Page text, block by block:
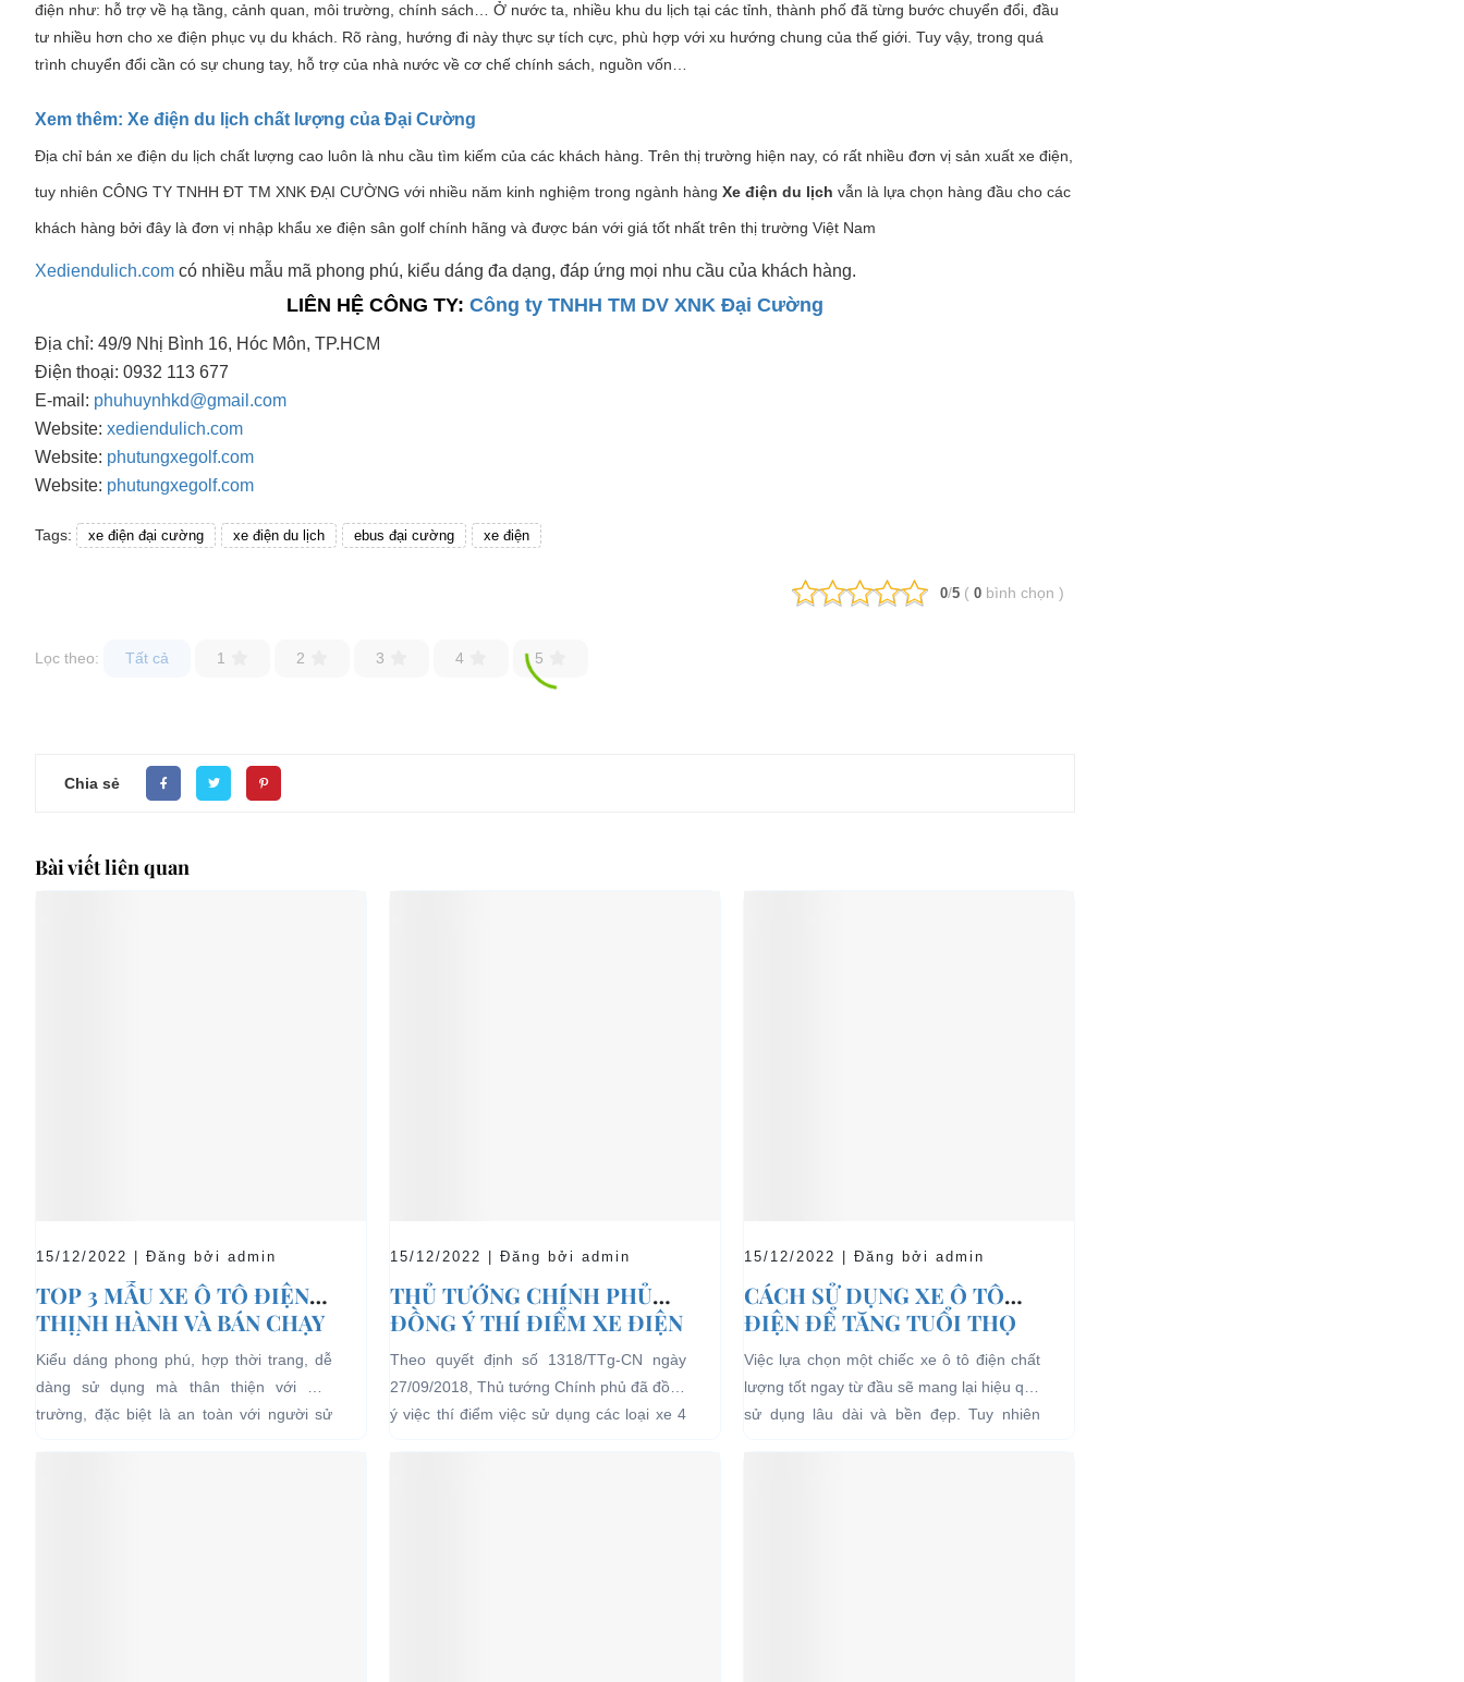
điện như: hỗ trợ về hạ tầng, cảnh quan, môi trường, chính sách… Ở nước ta, nhiều khu du lịch tại các tỉnh, thành phố đã từng bước chuyển đổi, đầu
tư nhiều hơn cho xe điện phục vụ du khách. Rõ ràng, hướng đi này thực sự tích cực, phù hợp với xu hướng chung của thế giới. Tuy vậy, trong quá
trình chuyển đổi cần có sự chung tay, hỗ trợ của nhà nước về cơ chế chính sách, nguồn vốn…
Xem thêm: Xe điện du lịch chất lượng của Đại Cường
Địa chỉ bán xe điện du lịch chất lượng cao luôn là nhu cầu tìm kiếm của các khách hàng. Trên thị trường hiện nay, có rất nhiều đơn vị sản xuất xe điện,
tuy nhiên CÔNG TY TNHH ĐT TM XNK ĐẠI CƯỜNG với nhiều năm kinh nghiệm trong ngành hàng Xe điện du lịch vẫn là lựa chọn hàng đầu cho các
khách hàng bởi đây là đơn vị nhập khẩu xe điện sân golf chính hãng và được bán với giá tốt nhất trên thị trường Việt Nam
Xediendulich.com có nhiều mẫu mã phong phú, kiểu dáng đa dạng, đáp ứng mọi nhu cầu của khách hàng.
LIÊN HỆ CÔNG TY: Công ty TNHH TM DV XNK Đại Cường
Địa chỉ: 49/9 Nhị Bình 16, Hóc Môn, TP.HCM
Điện thoại: 0932 113 677
E-mail: phuhuynhkd@gmail.com
Website: xediendulich.com
Website: phutungxegolf.com
Website: phutungxegolf.com
Tags: xe điện đại cường xe điện du lịch ebus đại cường xe điện
0/5 ( 0 bình chọn )
Lọc theo: Tất cả 1 2 3 4 5
Chia sẻ
Bài viết liên quan
15/12/2022 | Đăng bởi admin
TOP 3 MẪU XE Ô TÔ ĐIỆN
THỊNH HÀNH VÀ BÁN CHẠY
NHẤT HIỆN NAY
Kiểu dáng phong phú, hợp thời trang, dễ
dàng sử dụng mà thân thiện với môi
trường, đặc biệt là an toàn với người sử
15/12/2022 | Đăng bởi admin
THỦ TƯỚNG CHÍNH PHỦ
ĐỒNG Ý THÍ ĐIỂM XE ĐIỆN
04 BÁNH CHỞ KHÁCH DU
LỊCH TẠI CÁC KHU VỰC
HẠN CHẾ
Theo quyết định số 1318/TTg-CN ngày
27/09/2018, Thủ tướng Chính phủ đã đồng
ý việc thí điểm việc sử dụng các loại xe 4
15/12/2022 | Đăng bởi admin
CÁCH SỬ DỤNG XE Ô TÔ
ĐIỆN ĐỂ TĂNG TUỔI THỌ
CHO XE
Việc lựa chọn một chiếc xe ô tô điện chất
lượng tốt ngay từ đầu sẽ mang lại hiệu quả
sử dụng lâu dài và bền đẹp. Tuy nhiên